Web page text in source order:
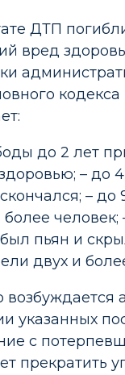
ДТП
вред
до 2 лет
– до
– до
человек;
пьян и
двух и
возбуждается
указанных
с
прекратить